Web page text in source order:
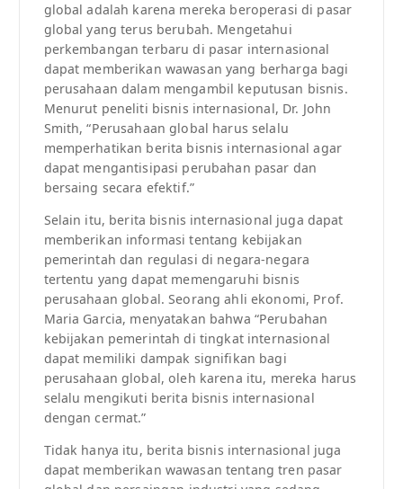
global adalah karena mereka beroperasi di pasar
global yang terus berubah. Mengetahui
perkembangan terbaru di pasar internasional
dapat memberikan wawasan yang berharga bagi
perusahaan dalam mengambil keputusan bisnis.
Menurut peneliti bisnis internasional, Dr. John
Smith, “Perusahaan global harus selalu
memperhatikan berita bisnis internasional agar
dapat mengantisipasi perubahan pasar dan
bersaing secara efektif.”
Selain itu, berita bisnis internasional juga dapat
memberikan informasi tentang kebijakan
pemerintah dan regulasi di negara-negara
tertentu yang dapat memengaruhi bisnis
perusahaan global. Seorang ahli ekonomi, Prof.
Maria Garcia, menyatakan bahwa “Perubahan
kebijakan pemerintah di tingkat internasional
dapat memiliki dampak signifikan bagi
perusahaan global, oleh karena itu, mereka harus
selalu mengikuti berita bisnis internasional
dengan cermat.”
Tidak hanya itu, berita bisnis internasional juga
dapat memberikan wawasan tentang tren pasar